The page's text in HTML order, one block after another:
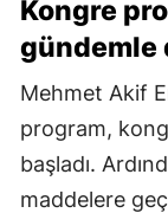
Kongre
gündemle
Mehmet Akif
program,
başladı.
maddelere